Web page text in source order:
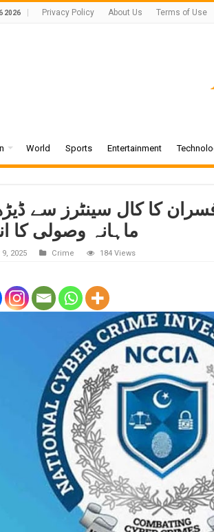
2026 Privacy Policy About Us Terms of Use
World Sports Entertainment
کا کال سینٹرز سے
ماہانہ وصولی کا
2025 Crime 184 Views